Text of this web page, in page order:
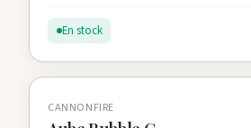
En stock
CANNONFIRE